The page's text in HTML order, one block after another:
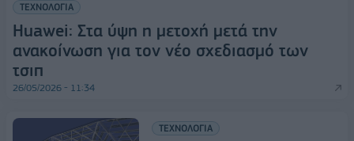
ΤΕΧΝΟΛΟΓΙΑ
Huawei: Στα ύψη η μετοχή μετά την
ανακοίνωση για τον νέο σχεδιασμό των
τσιπ
26/05/2026 - 11:34
ΤΕΧΝΟΛΟΓΙΑ